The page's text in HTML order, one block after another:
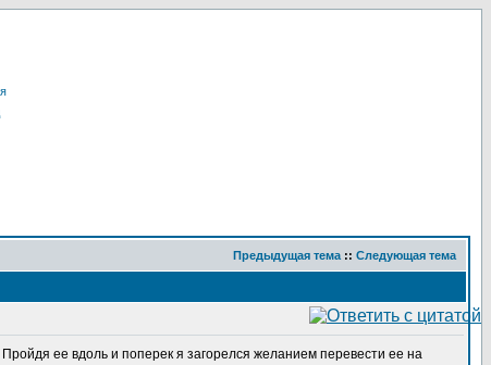
Предыдущая тема :: Следующая тема
ее вдоль и поперек я загорелся желанием перевести ее на